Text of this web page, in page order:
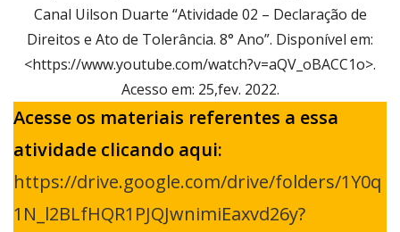
Canal Uilson Duarte “Atividade 02 – Declaração de
Direitos e Ato de Tolerância. 8° Ano”. Disponível em:
<https://www.youtube.com/watch?v=aQV_oBACC1o>.
Acesso em: 25,fev. 2022.
Acesse os materiais referentes a essa
atividade clicando aqui:
https://drive.google.com/drive/folders/1Y0q
1N_l2BLfHQR1PJQJwnimiEaxvd26y?